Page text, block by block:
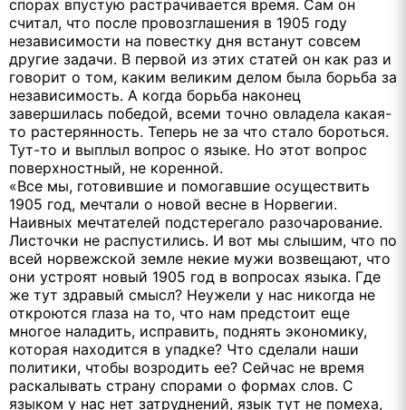
спорах впустую растрачивается время. Сам он
считал, что после провозглашения в 1905 году
независимости на повестку дня встанут совсем
другие задачи. В первой из этих статей он как раз и
говорит о том, каким великим делом была борьба за
независимость. А когда борьба наконец
завершилась победой, всеми точно овладела какая-
то растерянность. Теперь не за что стало бороться.
Тут-то и выплыл вопрос о языке. Но этот вопрос
поверхностный, не коренной.
«Все мы, готовившие и помогавшие осуществить
1905 год, мечтали о новой весне в Норвегии.
Наивных мечтателей подстерегало разочарование.
Листочки не распустились. И вот мы слышим, что по
всей норвежской земле некие мужи возвещают, что
они устроят новый 1905 год в вопросах языка. Где
же тут здравый смысл? Неужели у нас никогда не
откроются глаза на то, что нам предстоит еще
многое наладить, исправить, поднять экономику,
которая находится в упадке? Что сделали наши
политики, чтобы возродить ее? Сейчас не время
раскалывать страну спорами о формах слов. С
языком у нас нет затруднений, язык тут не помеха,